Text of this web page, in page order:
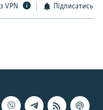
VPN Підписатись